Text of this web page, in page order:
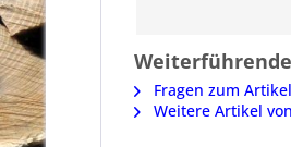
Fragen zum
Weitere Artikel